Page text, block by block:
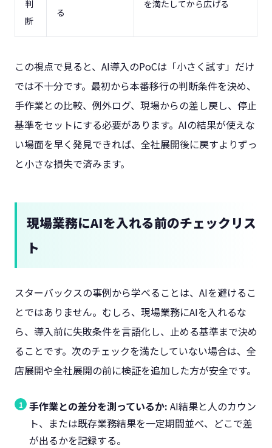
判
断
る
を満たしてから広げる
この視点で見ると、AI導入のPoCは「小さく試す」だけ
では不十分です。最初から本番移行の判断条件を決め、
手作業との比較、例外ログ、現場からの差し戻し、停止
基準をセットにする必要があります。AIの結果が使えな
い場面を早く発見できれば、全社展開後に戻すよりずっ
と小さな損失で済みます。
現場業務にAIを入れる前のチェックリス
ト
スターバックスの事例から学べることは、AIを避けるこ
とではありません。むしろ、現場業務にAIを入れるな
ら、導入前に失敗条件を言語化し、止める基準まで決め
ることです。次のチェックを満たしていない場合は、全
店展開や全社展開の前に検証を追加した方が安全です。
手作業との差分を測っているか: AI結果と人のカウン
ト、または既存業務結果を一定期間並べ、どこで差
が出るかを記録する。